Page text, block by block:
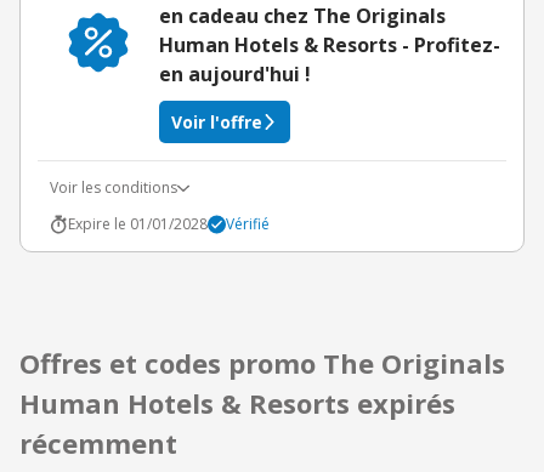
en cadeau chez The Originals
Human Hotels & Resorts - Profitez-
en aujourd'hui !
Voir l'offre
Voir les conditions
Expire le 01/01/2028
Vérifié
Offres et codes promo The Originals
Human Hotels & Resorts expirés
récemment